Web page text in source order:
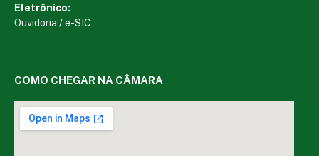
Eletrônico:
Ouvidoria /e-SIC
COMO CHEGAR NA CÂMARA